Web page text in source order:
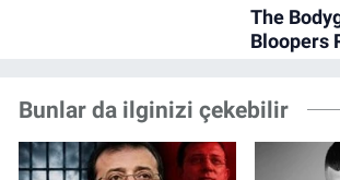
Bunlar da ilginizi çekebilir